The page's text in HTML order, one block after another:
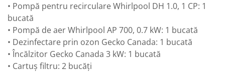
• Pompă pentru recirculare Whirlpool DH 1.0, 1 CP: 1
bucată
• Pompă de aer Whirlpool AP 700, 0.7 kW: 1 bucată
• Dezinfectare prin ozon Gecko Canada: 1 bucată
• Încălzitor Gecko Canada 3 kW: 1 bucată
• Cartuș filtru: 2 bucăți